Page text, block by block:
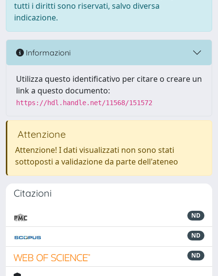
tutti i diritti sono riservati, salvo diversa
indicazione.
Informazioni
Utilizza questo identificativo per citare o creare un
link a questo documento:
https://hdl.handle.net/11568/151572
Attenzione
Attenzione! I dati visualizzati non sono stati
sottoposti a validazione da parte dell'ateneo
Citazioni
ND
ND
ND